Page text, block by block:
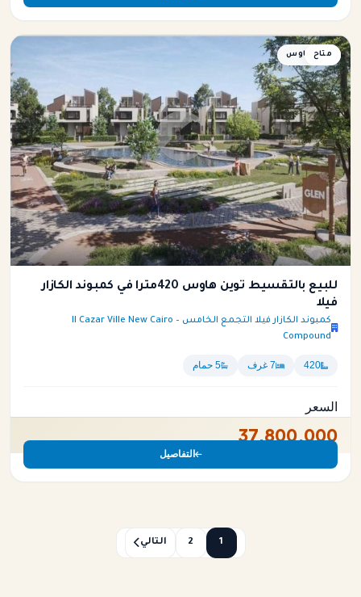
توين هاوس
متاح
للبيع بالتقسيط توين هاوس 420متراً في كمبوند الكازار
فيلا
كمبوند الكازار فيلا التجمع الخامس – Il Cazar Ville New Cairo
Compound
420 7 غرف 5 حمام
السعر
37,800,000
التفاصيل
1
2 التالي